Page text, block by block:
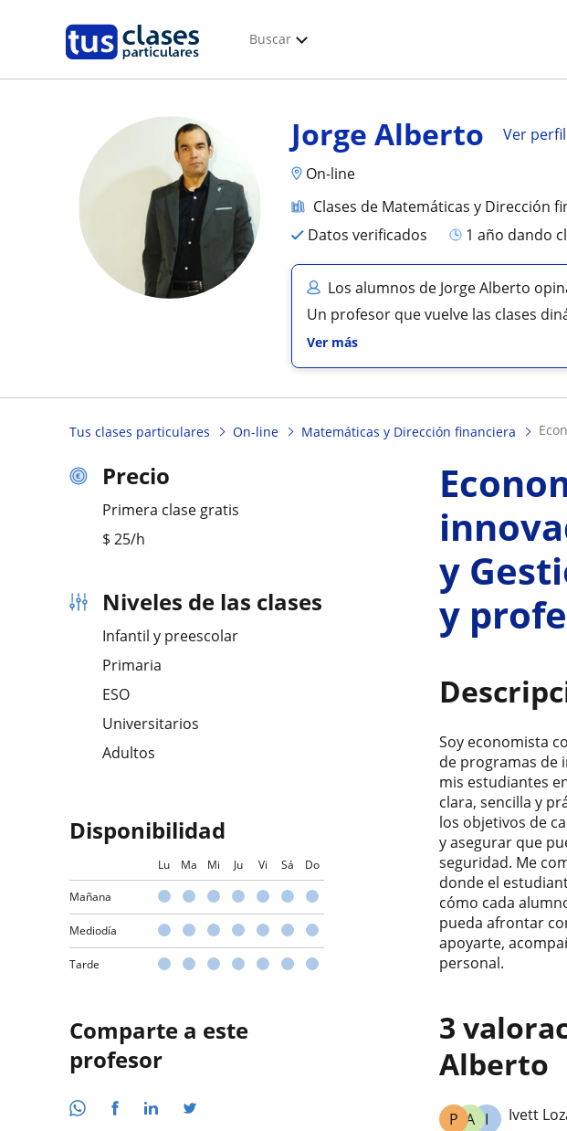
Buscar
Jorge Alberto
Ver perfil
On-line
Clases de Matemáticas y Dirección
Datos verificados
1 año dando
Los alumnos de Jorge Alberto
Un profesor que vuelve las clases
Ver más
Tus clases particulares On-line Matemáticas y Dirección financiera
Precio
Primera clase gratis
$ 25/h
Niveles de las clases
Infantil y preescolar
Primaria
ESO
Universitarios
Adultos
Disponibilidad
Lu Ma Mi Ju Vi Sá Do
Mañana
Mediodía
Tarde
Comparte a este
profesor
y
y
Soy economista
de programas de
mis estudiantes
clara, sencilla y
los objetivos de
y asegurar que
seguridad. Me
donde el
cómo cada
pueda afrontar
apoyarte,
personal.
3
Alberto
I
A
P Ivett